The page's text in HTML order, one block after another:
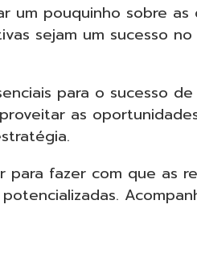
um pouquinho sobre as
sejam um sucesso no
para o sucesso
as
fazer com que as